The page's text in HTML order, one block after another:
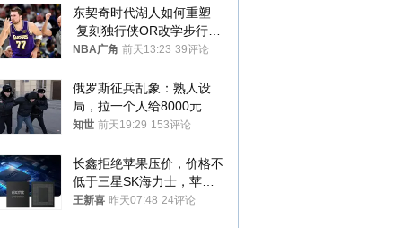
东契奇时代湖人如何重塑
复刻独行侠OR改学步行
者？
NBA广角 前天13:23 39评论
俄罗斯征兵乱象：熟人设
局，拉一个人给8000元
知世 前天19:29 153评论
长鑫拒绝苹果压价，价格不
低于三星SK海力士，苹果
失去了议价权
王新喜 昨天07:48 24评论